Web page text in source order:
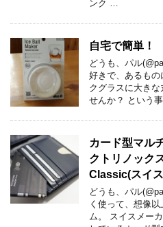
ンク …
自宅で簡単
どうも、パル
好きで、あるも
クグラスに大き
せんか？ という
カード型マル
クトリノック
Classic(スイ
どうも、パル
く使って、想像
ム。 スイスメー